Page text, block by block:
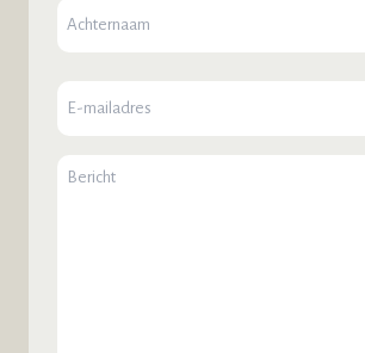
Bericht